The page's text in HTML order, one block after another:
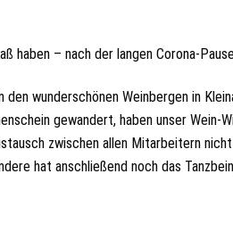
haben – nach der langen Corona-
wunderschönen Weinbergen in
gewandert, haben unser
zwischen allen Mitarbeitern
hat anschließend noch das